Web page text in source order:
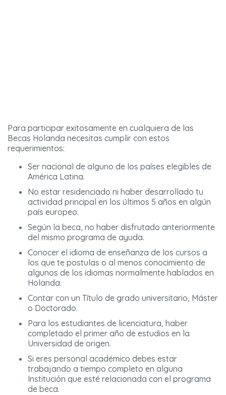
Para participar exitosamente en cualquiera de las
Becas Holanda necesitas cumplir con estos
requerimientos:
Ser nacional de alguno de los países elegibles de
América Latina.
No estar residenciado ni haber desarrollado tu
actividad principal en los últimos 5 años en algún
país europeo.
Según la beca, no haber disfrutado anteriormente
del mismo programa de ayuda.
Conocer el idioma de enseñanza de los cursos a
los que te postulas o al menos conocimiento de
algunos de los idiomas normalmente hablados en
Holanda.
Contar con un Título de grado universitario, Máster
o Doctorado.
Para los estudiantes de licenciatura, haber
completado el primer año de estudios en la
Universidad de origen.
Si eres personal académico debes estar
trabajando a tiempo completo en alguna
Institución que esté relacionada con el programa
de beca.